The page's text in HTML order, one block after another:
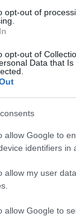
opt-out of
opt-out of
Data that
allow Google to
identifiers in
allow my user
allow Google to
a Hold az
az egyes
Ez a 3
vagy?